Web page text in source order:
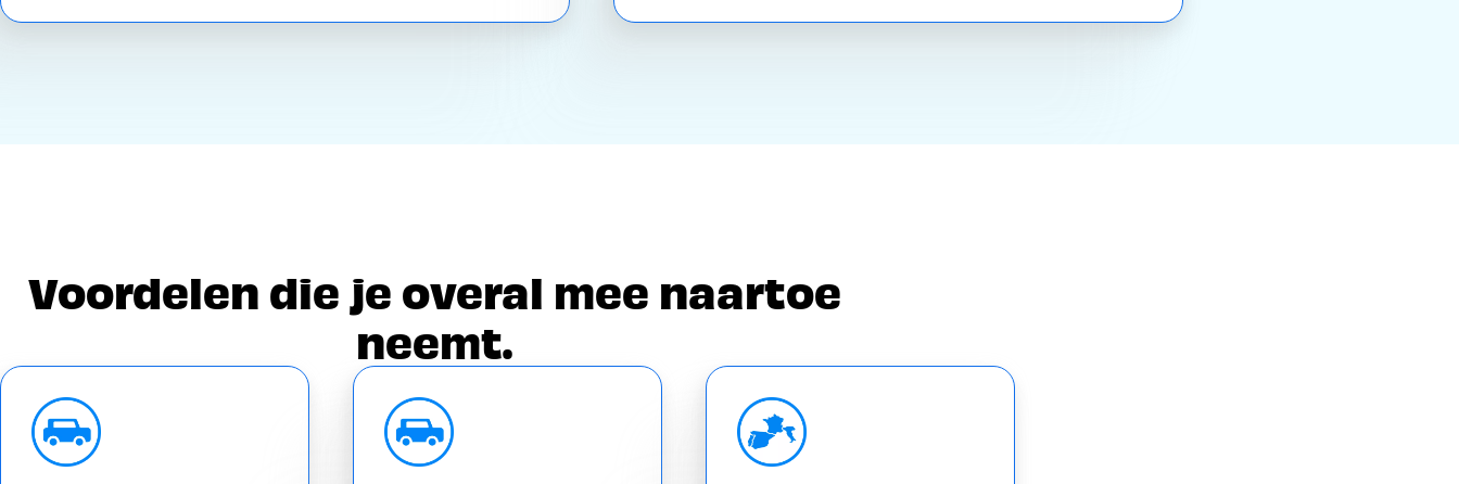
Voordelen die je overal mee naartoe
neemt.